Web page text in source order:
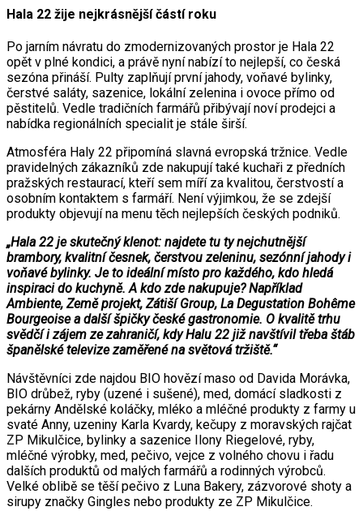
Hala 22 žije nejkrásnější částí roku
Po jarním návratu do zmodernizovaných prostor je Hala 22
opět v plné kondici, a právě nyní nabízí to nejlepší, co česká
sezóna přináší. Pulty zaplňují první jahody, voňavé bylinky,
čerstvé saláty, sazenice, lokální zelenina i ovoce přímo od
pěstitelů. Vedle tradičních farmářů přibývají noví prodejci a
nabídka regionálních specialit je stále širší.
Atmosféra Haly 22 připomíná slavná evropská tržnice. Vedle
pravidelných zákazníků zde nakupují také kuchaři z předních
pražských restaurací, kteří sem míří za kvalitou, čerstvostí a
osobním kontaktem s farmáří. Není výjimkou, že se zdejší
produkty objevují na menu těch nejlepších českých podniků.
„Hala 22 je skutečný klenot: najdete tu ty nejchutnější
brambory, kvalitní česnek, čerstvou zeleninu, sezónní jahody i
voňavé bylinky. Je to ideální místo pro každého, kdo hledá
inspiraci do kuchyně. A kdo zde nakupuje? Například
Ambiente, Země projekt, Zátiší Group, La Degustation Bohême
Bourgeoise a další špičky české gastronomie. O kvalitě trhu
svědčí i zájem ze zahraničí, kdy Halu 22 již navštívil třeba štáb
španělské televize zaměřené na světová tržiště.“
Návštěvníci zde najdou BIO hovězí maso od Davida Morávka,
BIO drůbež, ryby (uzené i sušené), med, domácí sladkosti z
pekárny Andělské koláčky, mléko a mléčné produkty z farmy u
svaté Anny, uzeniny Karla Kvardy, kečupy z moravských rajčat
ZP Mikulčice, bylinky a sazenice Ilony Riegelové, ryby,
mléčné výrobky, med, pečivo, vejce z volného chovu i řadu
dalších produktů od malých farmářů a rodinných výrobců.
Velké oblibě se těší pečivo z Luna Bakery, zázvorové shoty a
sirupy značky Gingles nebo produkty ze ZP Mikulčice.